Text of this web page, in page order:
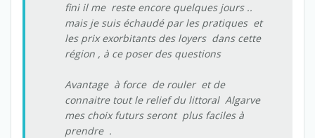
fini il me reste encore quelques jours ..
mais je suis échaudé par les pratiques et
les prix exorbitants des loyers dans cette
région , à ce poser des questions
Avantage à force de rouler et de
connaitre tout le relief du littoral Algarve
mes choix futurs seront plus faciles à
prendre .